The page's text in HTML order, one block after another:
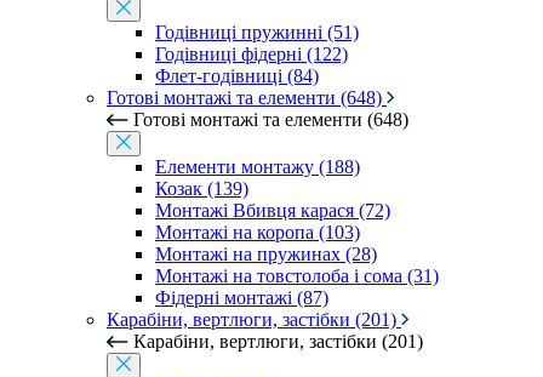
Годівниці пружинні (51)
Годівниці фідерні (122)
Флет-годівниці (84)
Готові монтажі та елементи (648)
Готові монтажі та елементи (648)
Елементи монтажу (188)
Козак (139)
Монтажі Вбивця карася (72)
Монтажі на коропа (103)
Монтажі на пружинах (28)
Монтажі на товстолоба і сома (31)
Фідерні монтажі (87)
Карабіни, вертлюги, застібки (201)
Карабіни, вертлюги, застібки (201)